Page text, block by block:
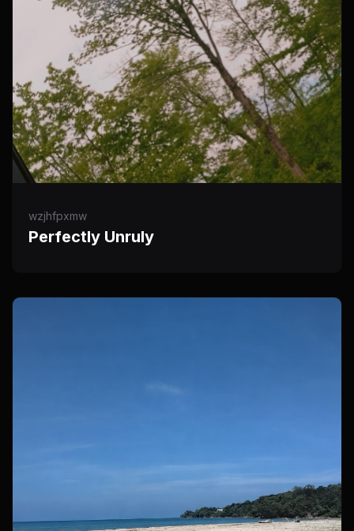
wzjhfpxmw
Perfectly Unruly